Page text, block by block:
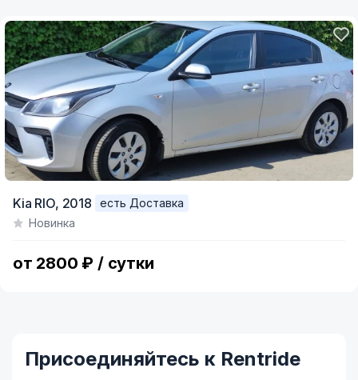
Kia RIO, 2018
есть Доставка
Новинка
от 2800 ₽ / сутки
Присоединяйтесь к Rentride